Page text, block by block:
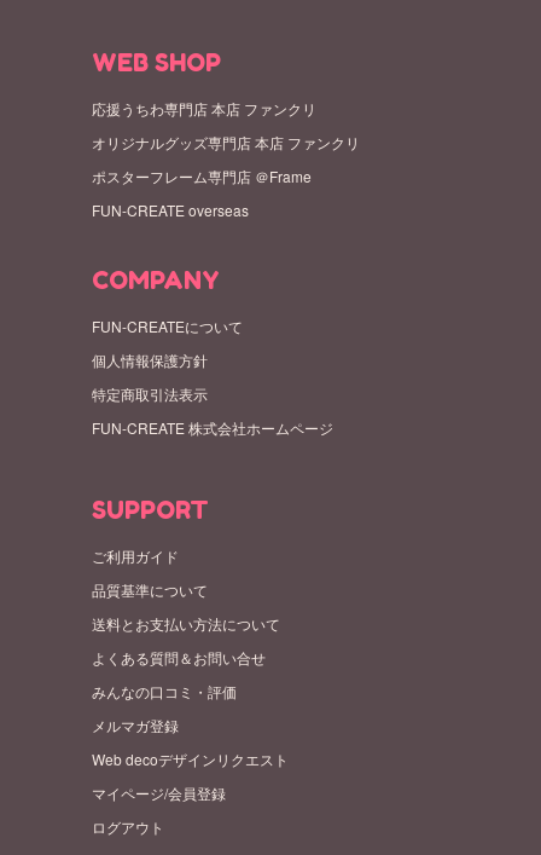
WEB SHOP
応援うちわ専門店 本店 ファンクリ
オリジナルグッズ専門店 本店 ファンクリ
ポスターフレーム専門店 ＠Frame
FUN-CREATE overseas
COMPANY
FUN-CREATEについて
個人情報保護方針
特定商取引法表示
FUN-CREATE 株式会社ホームページ
SUPPORT
ご利用ガイド
品質基準について
送料とお支払い方法について
よくある質問＆お問い合せ
みんなの口コミ・評価
メルマガ登録
Web decoデザインリクエスト
マイページ/会員登録
ログアウト